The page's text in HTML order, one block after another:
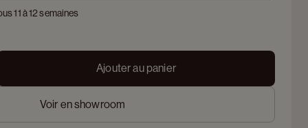
11 à 12 semaines
Ajouter au panier
Voir en showroom